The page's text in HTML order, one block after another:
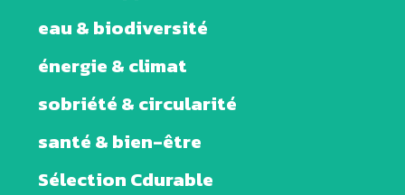
eau & biodiversité
énergie & climat
sobriété & circularité
santé & bien-être
Sélection Cdurable